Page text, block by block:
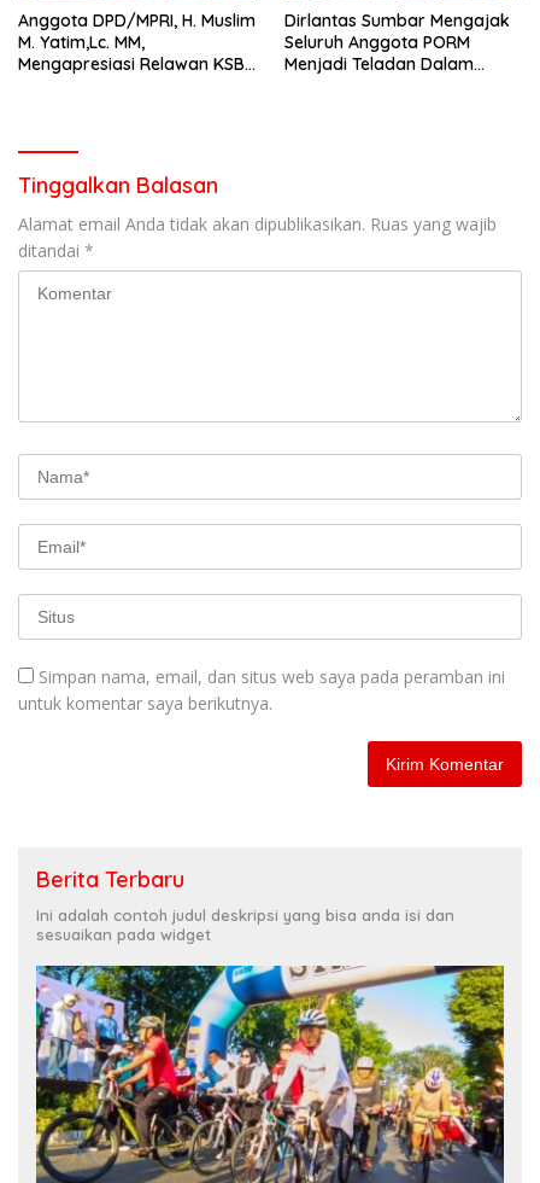
Anggota DPD/MPRI, H. Muslim
M. Yatim,Lc. MM,
Mengapresiasi Relawan KSB
Dirlantas Sumbar Mengajak
Seluruh Anggota PORM
Menjadi Teladan Dalam
Tinggalkan Balasan
Alamat email Anda tidak akan dipublikasikan. Ruas yang wajib
ditandai *
Simpan nama, email, dan situs web saya pada peramban ini
untuk komentar saya berikutnya.
Berita Terbaru
Ini adalah contoh judul deskripsi yang bisa anda isi dan
sesuaikan pada widget